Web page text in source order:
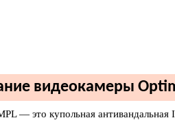
видеокамеры
— это купольная антивандальная